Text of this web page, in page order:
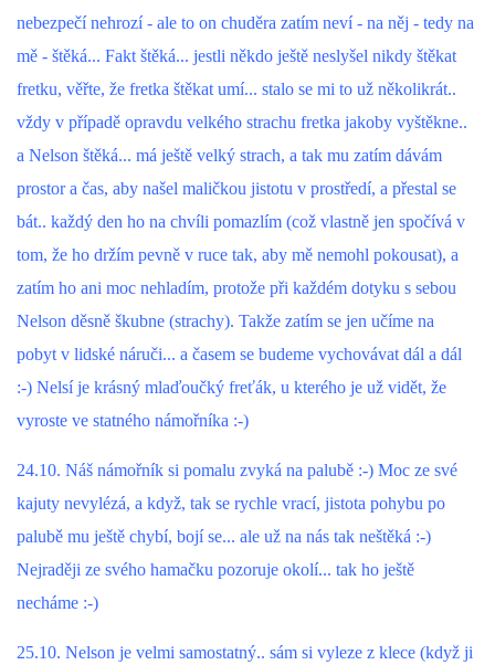
PODPORA
E - S H O P
HISTORIE 2022
O NÁS :-)
VÝROČNÍ ZPRÁVY
nebezpečí nehrozí - ale to on chuděra zatím neví - na něj - tedy na
mě - štěká... Fakt štěká... jestli někdo ještě neslyšel nikdy štěkat
fretku, věřte, že fretka štěkat umí... stalo se mi to už několikrát..
vždy v případě opravdu velkého strachu fretka jakoby vyštěkne..
a Nelson štěká... má ještě velký strach, a tak mu zatím dávám
prostor a čas, aby našel maličkou jistotu v prostředí, a přestal se
bát.. každý den ho na chvíli pomazlím (což vlastně jen spočívá v
tom, že ho držím pevně v ruce tak, aby mě nemohl pokousat), a
zatím ho ani moc nehladím, protože při každém dotyku s sebou
Nelson děsně škubne (strachy). Takže zatím se jen učíme na
pobyt v lidské náruči... a časem se budeme vychovávat dál a dál
:-) Nelsí je krásný mlaďoučký freťák, u kterého je už vidět, že
vyroste ve statného námořníka :-)
24.10. Náš námořník si pomalu zvyká na palubě :-) Moc ze své
kajuty nevylézá, a když, tak se rychle vrací, jistota pohybu po
palubě mu ještě chybí, bojí se... ale už na nás tak neštěká :-)
Nejraději ze svého hamačku pozoruje okolí... tak ho ještě
necháme :-)
25.10. Nelson je velmi samostatný.. sám si vyleze z klece (když ji